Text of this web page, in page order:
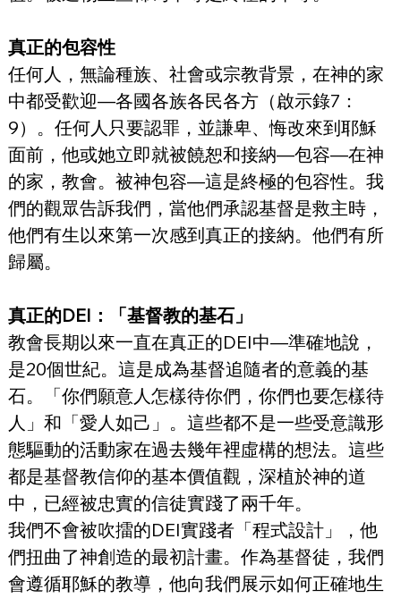
真正的包容性
任何人，無論種族、社會或宗教背景，在神的家
中都受歡迎—各國各族各民各方（啟示錄7：
9）。任何人只要認罪，並謙卑、悔改來到耶穌
面前，他或她立即就被饒恕和接納—包容—在神
的家，教會。被神包容—這是終極的包容性。我
們的觀眾告訴我們，當他們承認基督是救主時，
他們有生以來第一次感到真正的接納。他們有所
歸屬。
真正的DEI：「基督教的基石」
教會長期以來一直在真正的DEI中—準確地說，
是20個世紀。這是成為基督追隨者的意義的基
石。「你們願意人怎樣待你們，你們也要怎樣待
人」和「愛人如己」。這些都不是一些受意識形
態驅動的活動家在過去幾年裡虛構的想法。這些
都是基督教信仰的基本價值觀，深植於神的道
中，已經被忠實的信徒實踐了兩千年。
我們不會被吹擂的DEI實踐者「程式設計」，他
們扭曲了神創造的最初計畫。作為基督徒，我們
會遵循耶穌的教導，他向我們展示如何正確地生